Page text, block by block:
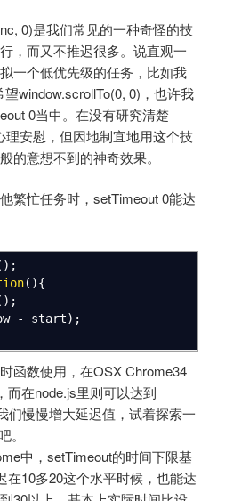
0)是我们常见的一种奇怪的技
，而又不推迟很多。说直观一
一个低优先级的任务，比如我
window.scrollTo(0, 0)，也许我
0当中。在没有研究清楚
理安慰，但因地制宜地用这个技
的意想不到的神奇效果。
繁忙任务时，setTimeout 0能达
) ;
( ){
) ;
- start) ;
函数使用，在OSX Chrome34
而在node.js里则可以达到
们慢慢增大延迟值，试着探索一
中，setTimeout的时间下限基
在10多20这个水平时候，也能达